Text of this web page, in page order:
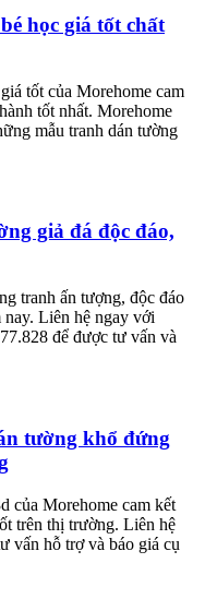
học giá tốt chất
tốt của Morehome cam
tốt nhất. Morehome
mẫu tranh dán tường
giả đá độc đáo,
tranh ấn tượng, độc đáo
Liên hệ ngay với
để được tư vấn và
tường khổ đứng
của Morehome cam kết
trên thị trường. Liên hệ
vấn hỗ trợ và báo giá cụ